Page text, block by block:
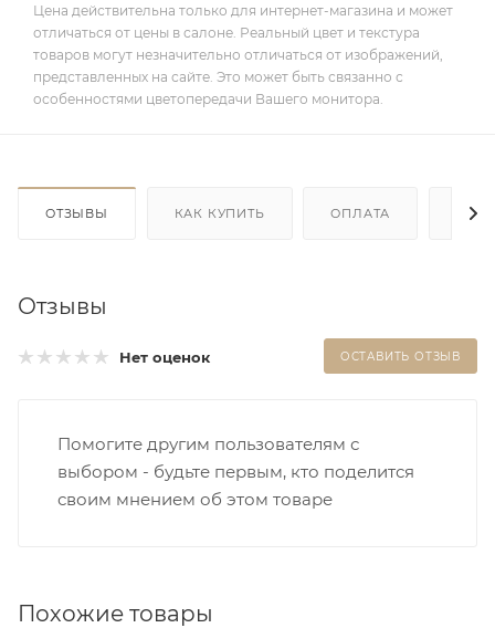
Цена действительна только для интернет-магазина и может
отличаться от цены в салоне. Реальный цвет и текстура
товаров могут незначительно отличаться от изображений,
представленных на сайте. Это может быть связанно с
особенностями цветопередачи Вашего монитора.
ОТЗЫВЫ КАК КУПИТЬ ОПЛАТА
Отзывы
Нет оценок ОСТАВИТЬ ОТЗЫВ
Помогите другим пользователям с
выбором - будьте первым, кто поделится
своим мнением об этом товаре
Похожие товары